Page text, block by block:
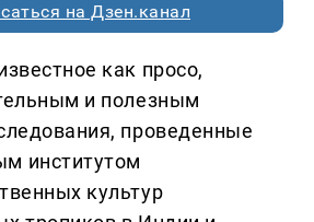
на Дзен.канал
как просо,
и полезным
проведенные
институтом
культур